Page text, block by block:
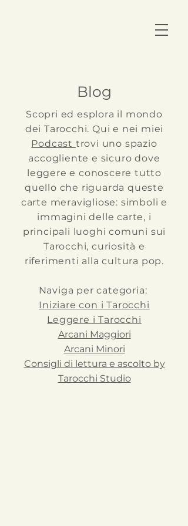
Blog
Scopri ed esplora il mondo
dei Tarocchi. Qui e nei miei
Podcast trovi uno spazio
accogliente e sicuro dove
leggere e conoscere tutto
quello che riguarda queste
carte meravigliose: simboli e
immagini delle carte, i
principali luoghi comuni sui
Tarocchi, curiosità e
riferimenti alla cultura pop.
Naviga per categoria:
Iniziare con i Tarocchi
Leggere i Tarocchi
Arcani Maggiori
Arcani Minori
Consigli di lettura e ascolto by
Tarocchi Studio